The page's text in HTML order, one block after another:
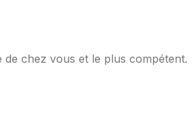
chez vous et le plus compétent.